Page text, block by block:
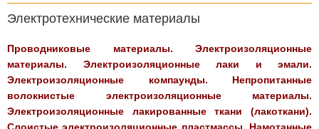
Электротехнические материалы
Проводниковые материалы. Электроизоляционные
материалы. Электроизоляционные лаки и эмали.
Электроизоляционные компаунды. Непропитанные
волокнистые электроизоляционные материалы.
Электроизоляционные лакированные ткани (лакоткани).